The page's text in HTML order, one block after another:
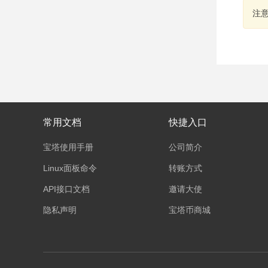
注
常用文档
宝塔使用手册
Linux面板命令
API接口文档
隐私声明
快捷入口
公司简介
转账方式
邀请大使
宝塔币商城